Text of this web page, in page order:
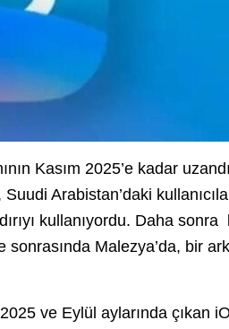
Kasım 2025’e kadar
Arabistan’daki
kullanıyordu. Daha sonra
Malezya’da, bir
ve Eylül aylarında çıkan